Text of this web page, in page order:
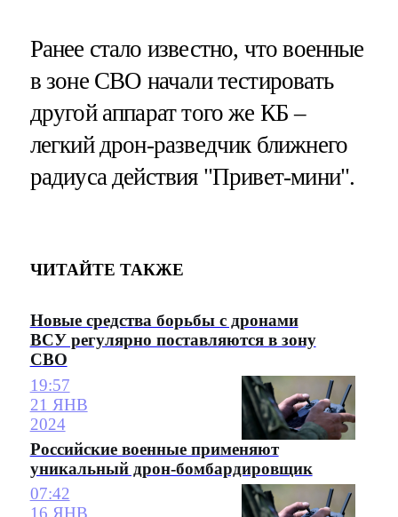
Ранее стало известно, что военные
в зоне СВО начали тестировать
другой аппарат того же КБ –
легкий дрон-разведчик ближнего
радиуса действия "Привет-мини".
ЧИТАЙТЕ ТАКЖЕ
Новые средства борьбы с дронами
ВСУ регулярно поставляются в зону
СВО
19:57
21 ЯНВ
2024
Российские военные применяют
уникальный дрон-бомбардировщик
07:42
16 ЯНВ